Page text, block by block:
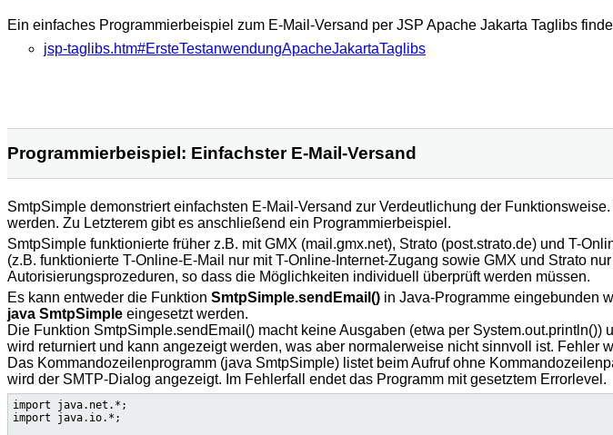
Ein einfaches Programmierbeispiel zum E-Mail-Versand per JSP Apache Jakarta Taglibs
jsp-taglibs.htm#ErsteTestanwendungApacheJakartaTaglibs
Programmierbeispiel: Einfachster E-Mail-Versand
SmtpSimple demonstriert einfachsten E-Mail-Versand zur Verdeutlichung der
werden. Zu Letzterem gibt es anschließend ein Programmierbeispiel.
SmtpSimple funktionierte früher z.B. mit GMX (mail.gmx.net), Strato (post.strato.de) und T-
(z.B. funktionierte T-Online-E-Mail nur mit T-Online-Internet-Zugang sowie GMX und Strato
Autorisierungsprozeduren, so dass die Möglichkeiten individuell überprüft werden müssen.
Es kann entweder die Funktion SmtpSimple.sendEmail() in Java-Programme eingebunden
java SmtpSimple eingesetzt werden.
Die Funktion SmtpSimple.sendEmail() macht keine Ausgaben (etwa per
wird returniert und kann angezeigt werden, was aber normalerweise nicht sinnvoll ist. Fehler
Das Kommandozeilenprogramm (java SmtpSimple) listet beim Aufruf ohne
wird der SMTP-Dialog angezeigt. Im Fehlerfall endet das Programm mit gesetztem Errorlevel.
import java.net.*;
import java.io.*;